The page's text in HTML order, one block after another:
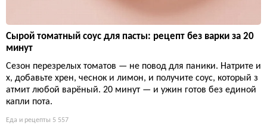
Сырой томатный соус для пасты: рецепт без варки за 20
минут
Сезон перезрелых томатов — не повод для паники. Натрите и
х, добавьте хрен, чеснок и лимон, и получите соус, который з
атмит любой варёный. 20 минут — и ужин готов без единой
капли пота.
Еда и рецепты 5 557